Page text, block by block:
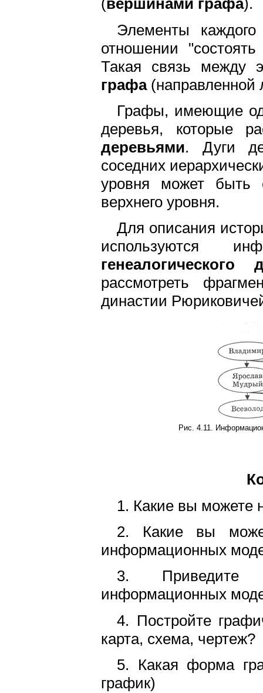
(вершинами графа).
Элементы
отношении
Такая связь между
графа(направленной
Графы, имеющие
деревья, которые
деревьями. Дуги
соседних
уровня может быть
верхнего уровня.
Для описания
используются
генеалогического
рассмотреть
династии
Рис. 4.11.
1. Какие вы можете
2. Какие вы
информационных
3. Приведите
информационных
4. Постройте
карта, схема, чертеж?
5. Какая форма
график)